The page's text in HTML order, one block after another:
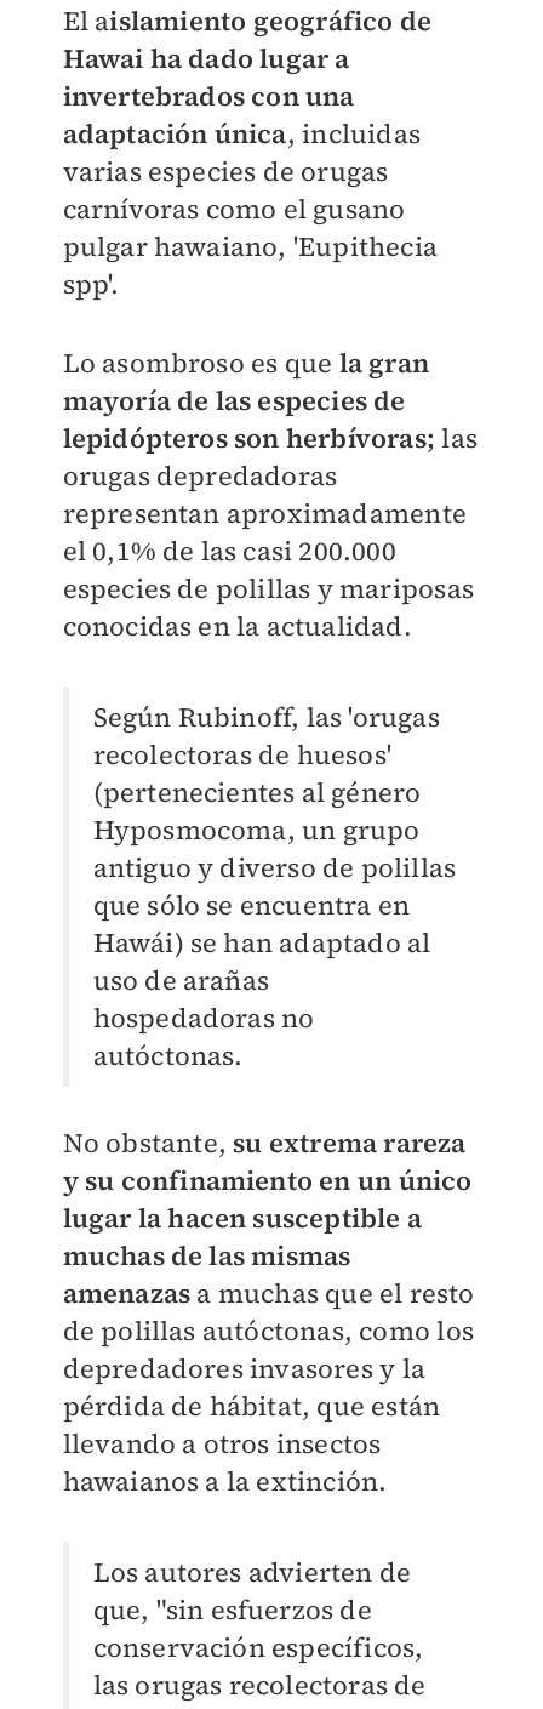
El aislamiento geográfico de
Hawai ha dado lugar a
invertebrados con una
adaptación única, incluidas
varias especies de orugas
carnívoras como el gusano
pulgar hawaiano, 'Eupithecia
spp'.
Lo asombroso es que la gran
mayoría de las especies de
lepidópteros son herbívoras; las
orugas depredadoras
representan aproximadamente
el 0,1% de las casi 200.000
especies de polillas y mariposas
conocidas en la actualidad.
Según Rubinoff, las 'orugas
recolectoras de huesos'
(pertenecientes al género
Hyposmocoma, un grupo
antiguo y diverso de polillas
que sólo se encuentra en
Hawái) se han adaptado al
uso de arañas
hospedadoras no
autóctonas.
No obstante, su extrema rareza
y su confinamiento en un único
lugar la hacen susceptible a
muchas de las mismas
amenazas a muchas que el resto
de polillas autóctonas, como los
depredadores invasores y la
pérdida de hábitat, que están
llevando a otros insectos
hawaianos a la extinción.
Los autores advierten de
que, "sin esfuerzos de
conservación específicos,
las orugas recolectoras de